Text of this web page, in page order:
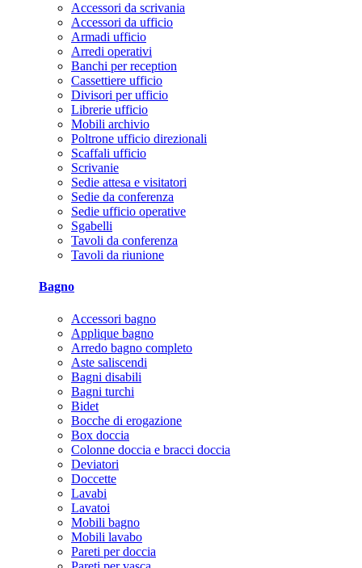
Accessori da scrivania
Accessori da ufficio
Armadi ufficio
Arredi operativi
Banchi per reception
Cassettiere ufficio
Divisori per ufficio
Librerie ufficio
Mobili archivio
Poltrone ufficio direzionali
Scaffali ufficio
Scrivanie
Sedie attesa e visitatori
Sedie da conferenza
Sedie ufficio operative
Sgabelli
Tavoli da conferenza
Tavoli da riunione
Bagno
Accessori bagno
Applique bagno
Arredo bagno completo
Aste saliscendi
Bagni disabili
Bagni turchi
Bidet
Bocche di erogazione
Box doccia
Colonne doccia e bracci doccia
Deviatori
Doccette
Lavabi
Lavatoi
Mobili bagno
Mobili lavabo
Pareti per doccia